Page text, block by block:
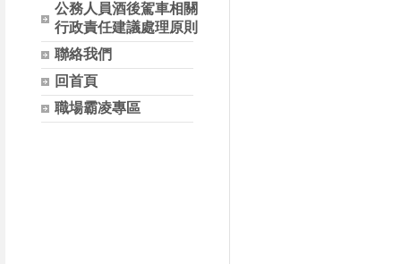
公務人員酒後駕車相關
行政責任建議處理原則
聯絡我們
回首頁
職場霸凌專區